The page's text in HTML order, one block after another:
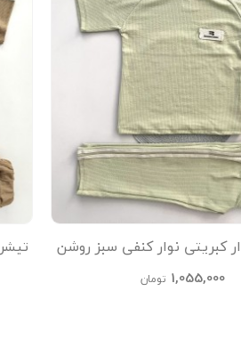
کبریتی نوار کنفی سبز روشن
kids
1,055,000 تومان